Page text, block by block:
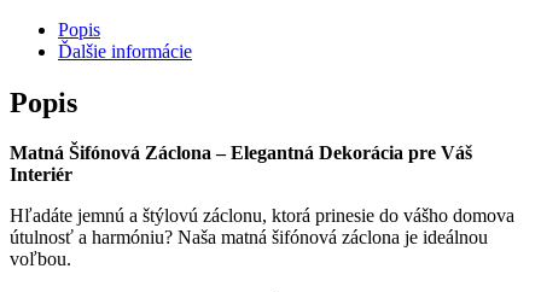
Popis
Ďalšie informácie
Popis
Matná Šifónová Záclona – Elegantná Dekorácia pre Váš
Interiér
Hľadáte jemnú a štýlovú záclonu, ktorá prinesie do vášho domova
útulnosť a harmóniu? Naša matná šifónová záclona je ideálnou
voľbou.